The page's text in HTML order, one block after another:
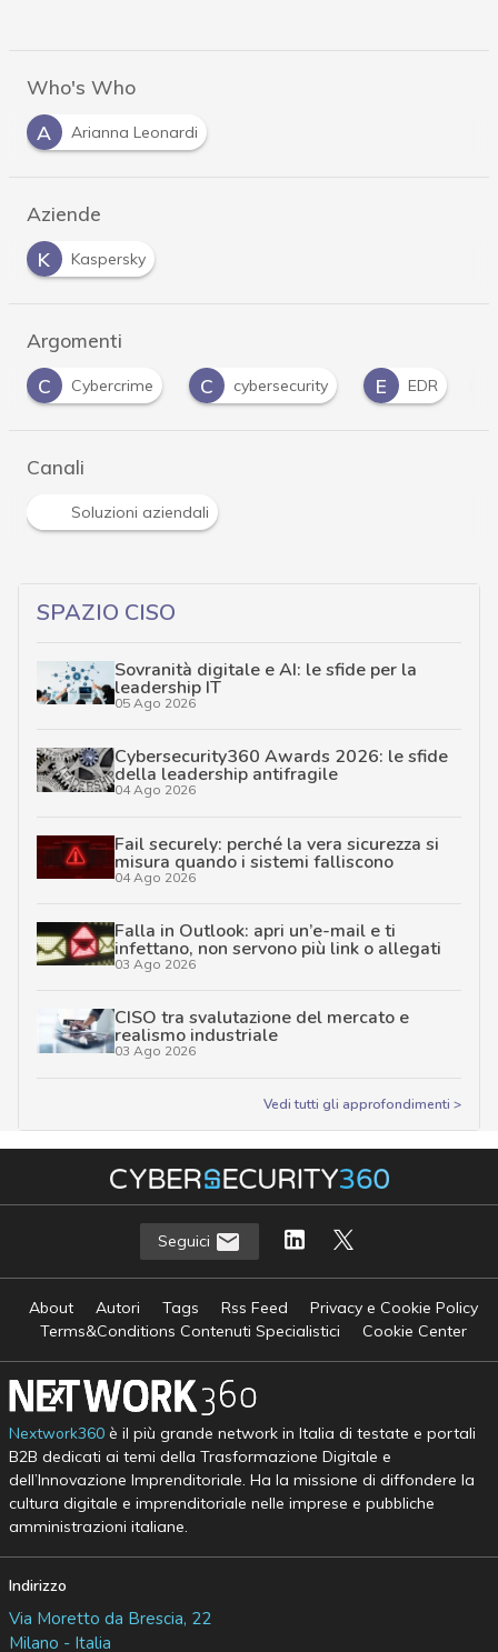
Who's Who
A
Arianna Leonardi
Aziende
K
Kaspersky
Argomenti
C
cybersecurity E EDR H Hacker
Canali
Soluzioni aziendali
SPAZIO CISO
Sovranità digitale e AI: le sfide per la
leadership IT
05 Ago 2026
Cybersecurity360 Awards 2026: le sfide
della leadership antifragile
04 Ago 2026
Fail securely: perché la vera sicurezza si
misura quando i sistemi falliscono
04 Ago 2026
Falla in Outlook: apri un’e-mail e ti
infettano, non servono più link o allegati
03 Ago 2026
CISO tra svalutazione del mercato e
realismo industriale
03 Ago 2026
Vedi tutti gli approfondimenti >
Seguici
About Autori Tags Rss Feed
Privacy e Cookie Policy
Terms&Conditions Contenuti Specialistici
Cookie Center
Nextwork360è il più grande network in Italia di testate e portali
B2B dedicati ai temi della Trasformazione Digitale e
dell’Innovazione Imprenditoriale. Ha la missione di diffondere la
cultura digitale e imprenditoriale nelle imprese e pubbliche
amministrazioni italiane.
Indirizzo
Via Moretto da Brescia, 22
Milano - Italia